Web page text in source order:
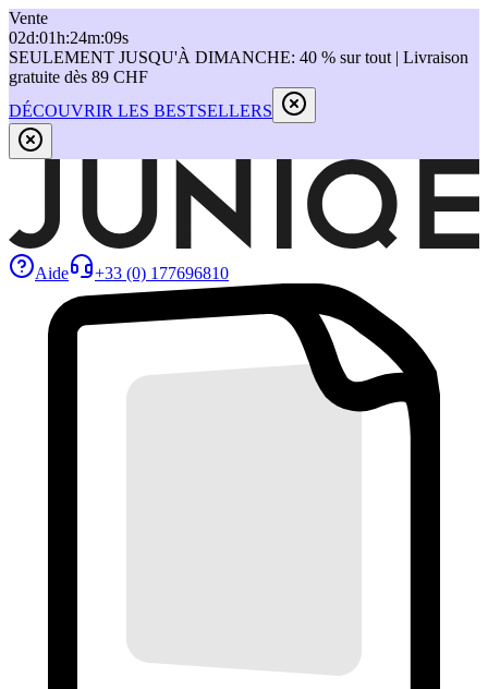
Vente
02d:01h:24m:09s
SEULEMENT JUSQU'À DIMANCHE: 40 % sur tout | Livraison
gratuite dès 89 CHF
DÉCOUVRIR LES BESTSELLERS
Aide +33 (0) 177696810